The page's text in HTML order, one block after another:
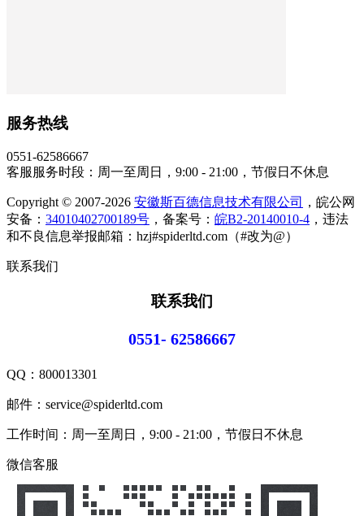
服务热线
0551-62586667
客服服务时段：周一至周日，9:00 - 21:00，节假日不休息
Copyright © 2007-2026 安徽斯百德信息技术有限公司
，皖公网
安备： 34010402700189号 ，备案号： 皖B2-20140010-4 ，违法
和不良信息举报邮箱：hzj#spiderltd.com（#改为@）
联系我们
联系我们
0551- 62586667
QQ： 800013301
邮件：service@spiderltd.com
工作时间：周一至周日，9:00 - 21:00，节假日不休息
微信客服